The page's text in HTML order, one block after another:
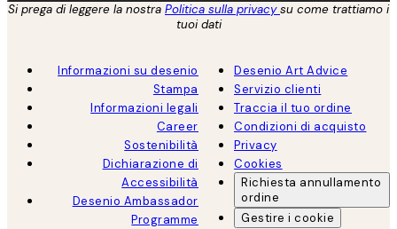
Si prega di leggere la nostra Politica sulla privacysu come trattiamo i
tuoi dati
Informazioni su desenio
Stampa
Informazioni legali
Career
Sostenibilità
Dichiarazione di
Accessibilità
Desenio Ambassador
Programme
Desenio Art Advice
Servizio clienti
Traccia il tuo ordine
Condizioni di acquisto
Privacy
Cookies
Richiesta annullamento
ordine
Gestire i cookie